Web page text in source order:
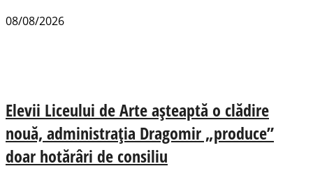
08/08/2026
Elevii Liceului de Arte așteaptă o clădire
nouă, administrația Dragomir „produce”
doar hotărâri de consiliu